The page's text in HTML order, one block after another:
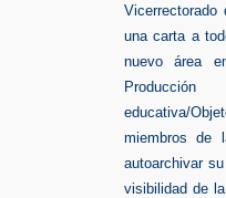
una carta a
nuevo área
educativa/
miembros de
autoarchivar
visibilidad de